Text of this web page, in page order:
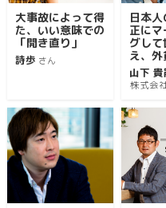
大事故によって得
た、いい意味での
「開き直り」
詩歩 さん
日本
正に
グし
え、
山下
株式会